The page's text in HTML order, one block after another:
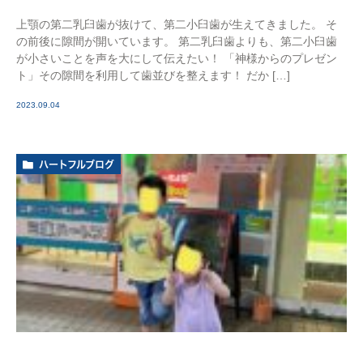
上顎の第二乳臼歯が抜けて、第二小臼歯が生えてきました。 そ
の前後に隙間が開いています。 第二乳臼歯よりも、第二小臼歯
が小さいことを声を大にして伝えたい！ 「神様からのプレゼン
ト」その隙間を利用して歯並びを整えます！ だか […]
2023.09.04
ハートフルブログ